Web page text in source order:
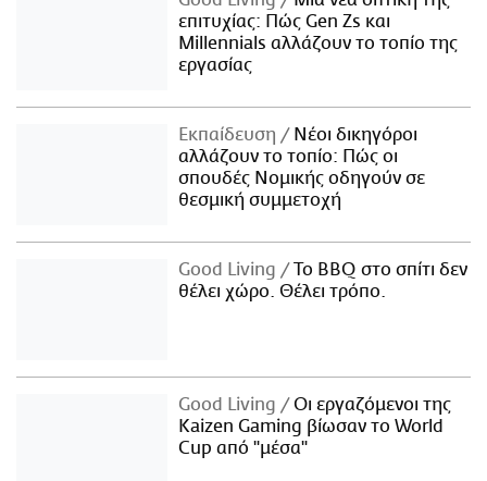
επιτυχίας: Πώς Gen Zs και
Millennials αλλάζουν το τοπίο της
εργασίας
Εκπαίδευση
Νέοι δικηγόροι
αλλάζουν το τοπίο: Πώς οι
σπουδές Νομικής οδηγούν σε
θεσμική συμμετοχή
Good Living
Το BBQ στο σπίτι δεν
θέλει χώρο. Θέλει τρόπο.
Good Living
Οι εργαζόμενοι της
Kaizen Gaming βίωσαν το World
Cup από "μέσα"